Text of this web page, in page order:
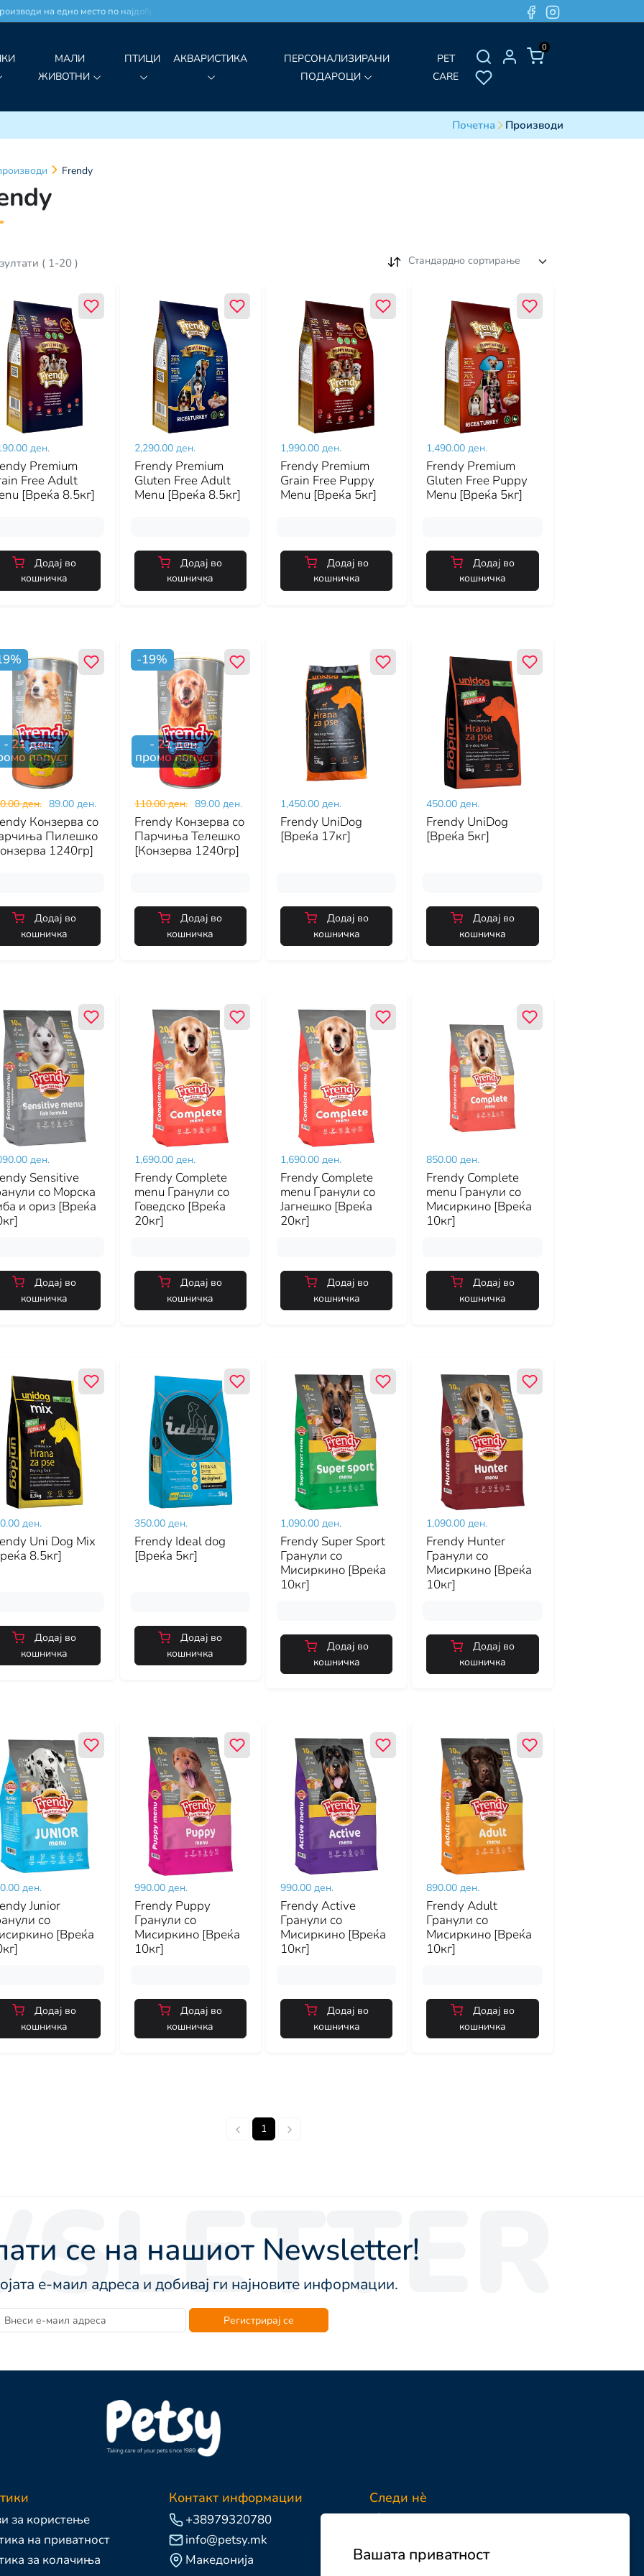
Вашата приватност
на едно место по најдобри цени!
0
МАЛИ
ЖИВОТНИ
ПТИЦИ АКВАРИСТИКА
ПЕРСОНАЛИЗИРАНИ
ПОДАРОЦИ
PET
CARE
Почетна Производи
Frendy
( 1-20 ) Стандардно сортирање
ден.
Premium
Free Adult
[Вреќа 8.5кг]
Додај во
кошничка
2,290.00 ден.
Frendy Premium
Gluten Free Adult
Menu [Вреќа 8.5кг]
Додај во
кошничка
1,990.00 ден.
Frendy Premium
Grain Free Puppy
Menu [Вреќа 5кг]
Додај во
кошничка
1,490.00 ден.
Frendy Premium
Gluten Free Puppy
Menu [Вреќа 5кг]
Додај во
кошничка
%
- 21ден.
попуст
ден. 89.00 ден.
Конзерва со
Пилешко
1240гр]
Додај во
кошничка
-19%
- 21ден.
промо попуст
110.00 ден. 89.00 ден.
Frendy Конзерва со
Парчиња Телешко
[Конзерва 1240гр]
Додај во
кошничка
1,450.00 ден.
Frendy UniDog
[Вреќа 17кг]
Додај во
кошничка
450.00 ден.
Frendy UniDog
[Вреќа 5кг]
Додај во
кошничка
ден.
Sensitive
со Морска
и ориз [Вреќа
Додај во
кошничка
1,690.00 ден.
Frendy Complete
menu Гранули со
Говедско [Вреќа
20кг]
Додај во
кошничка
1,690.00 ден.
Frendy Complete
menu Гранули со
Јагнешко [Вреќа
20кг]
Додај во
кошничка
850.00 ден.
Frendy Complete
menu Гранули со
Мисиркино [Вреќа
10кг]
Додај во
кошничка
ден.
Uni Dog Mix
8.5кг]
Додај во
кошничка
350.00 ден.
Frendy Ideal dog
[Вреќа 5кг]
Додај во
кошничка
1,090.00 ден.
Frendy Super Sport
Гранули со
Мисиркино [Вреќа
10кг]
Додај во
кошничка
1,090.00 ден.
Frendy Hunter
Гранули со
Мисиркино [Вреќа
10кг]
Додај во
кошничка
ден.
Junior
со
[Вреќа
Додај во
кошничка
990.00 ден.
Frendy Puppy
Гранули со
Мисиркино [Вреќа
10кг]
Додај во
кошничка
990.00 ден.
Frendy Active
Гранули со
Мисиркино [Вреќа
10кг]
Додај во
кошничка
890.00 ден.
Frendy Adult
Гранули со
Мисиркино [Вреќа
10кг]
Додај во
кошничка
1
се на нашиот Newsletter!
е-маил адреса и добивај ги најновите информации.
Регистрирај се
за користење
на приватност
за колачиња
Контакт информации
+38979320780
info@petsy.mk
Македонија
Следи нè
Facebook